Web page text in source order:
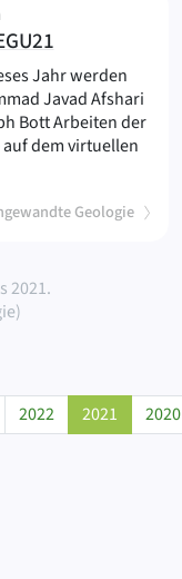
(
Geologie
)
Jahr werden
Javad Afshari
Bott Arbeiten der
dem virtuellen
2021.
2022 2021 2020